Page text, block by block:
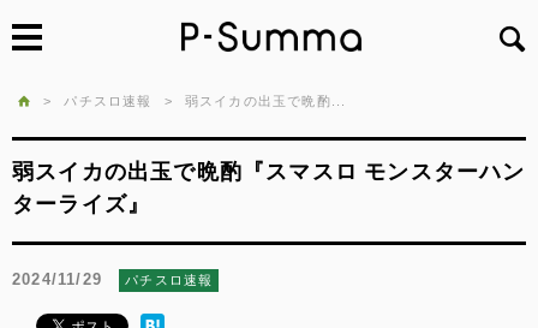
> パチスロ速報 > 弱スイカの出玉で晩酌...
弱スイカの出玉で晩酌『スマスロ モンスターハン
ターライズ』
2024/11/29 パチスロ速報